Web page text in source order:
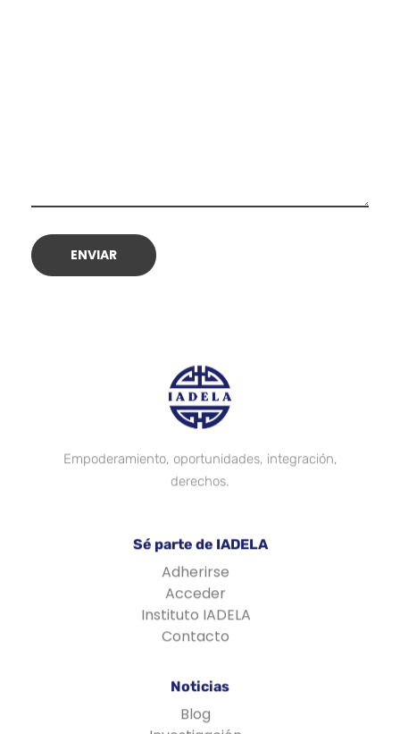
Empoderamiento, oportunidades, integración,
derechos.
Sé parte de IADELA
Adherirse
Acceder
Instituto IADELA
Contacto
Noticias
Blog